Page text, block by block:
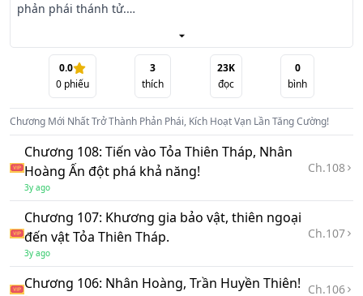
phản phái thánh tử.
Mà sau đó không lâu, khí vận nhân vật chính càng là mang
theo các huynh đệ của hắn, muốn san bằng hắn tông môn,
đem hắn chém giết.
May ra, thời khắc mấu chốt hắn kích hoạt lên mạnh nhất
phản phái hệ thống, không chỉ có thể nhìn đến người khác
cơ duyên, còn có thể đem bất kỳ vật gì tiến hành vạn lần
tăng cường.
Phổ thông công pháp, vạn lần tăng cường sau trở thành
tuyệt thế công pháp. Võ đạo thần thông, vạn lần tăng
cường sau trở thành cấm kỵ thần thông. Tàn khuyết đế khí,
vạn lần tăng cường sau trở thành tuyệt phẩm tiên khí. . . .
0.0
0phiếu
3
thích
23K
đọc
0
bình
Chương Mới NhấtTrở Thành Phản Phái, Kích Hoạt Vạn Lần Tăng Cường!
Chương 108: Tiến vào Tỏa Thiên Tháp, Nhân
Hoàng Ấn đột phá khả năng!
3y ago
Ch.108
Chương 107: Khương gia bảo vật, thiên ngoại
đến vật Tỏa Thiên Tháp.
3y ago
Ch.107
Chương 106: Nhân Hoàng, Trần Huyền Thiên! Ch.106